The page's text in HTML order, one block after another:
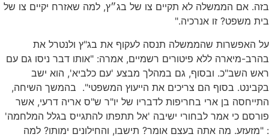
בזה. אם הממשלה לא תקיים צו של בג״ץ, למה שאזרח יקיים צו של
בית משפט? זו אנרכיה."
על האפשרות שהממשלה תנסה לעקוף את בג"ץ ולנטרל את
בהרב-מיארה ללא פיטורים רשמיים, אמרה: "אותו דבר ניסו גם עם
ראש השב"כ. ובסוף, גם במהלך מבצע 'עם כלביא', הוא ישב
בקבינט. בסוף הם צריכים את הייעוץ המשפטי". בהמשך השיחה,
התייחסה בן ארי בחריפות לדבריו של יו"ר ש"ס אריה דרעי, אשר
פורסם כי אמר לבחורי ישיבה 'אל תתפתו להתגייס בגלל המלחמה'
: "מזעזע. מה אתה בעצם אומר? תישבו, והחילונים ימותו? למה